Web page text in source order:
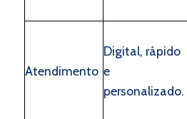
Atendimento
Digital, rápido
e
personalizado.